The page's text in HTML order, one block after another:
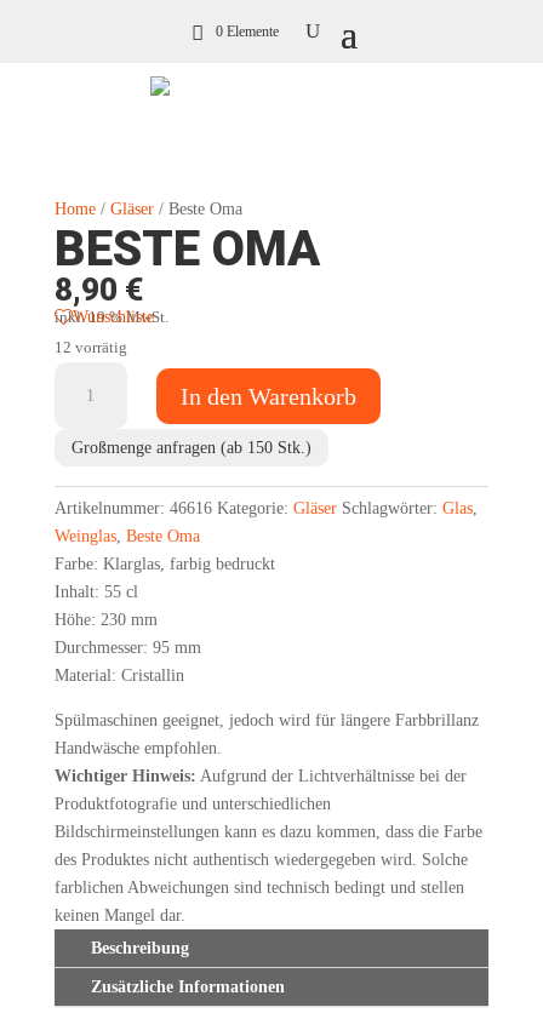
0 Elemente
Home/ Gläser/ Beste Oma
BESTE OMA
8,90 €
inkl. 19 % MwSt.
Wunschliste
12 vorrätig
In den Warenkorb
Großmenge anfragen (ab 150 Stk.)
Artikelnummer: 46616 Kategorie: Gläser Schlagwörter: Glas,
Weinglas, Beste Oma
Farbe: Klarglas, farbig bedruckt
Inhalt: 55 cl
Höhe: 230 mm
Durchmesser: 95 mm
Material: Cristallin
Spülmaschinen geeignet, jedoch wird für längere Farbbrillanz
Handwäsche empfohlen.
Wichtiger Hinweis: Aufgrund der Lichtverhältnisse bei der
Produktfotografie und unterschiedlichen
Bildschirmeinstellungen kann es dazu kommen, dass die Farbe
des Produktes nicht authentisch wiedergegeben wird. Solche
farblichen Abweichungen sind technisch bedingt und stellen
keinen Mangel dar.
Beschreibung
Zusätzliche Informationen